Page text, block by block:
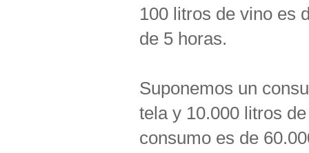
100 litros de vino es
de 5 horas.
Suponemos un
tela y 10.000 litros
consumo es de